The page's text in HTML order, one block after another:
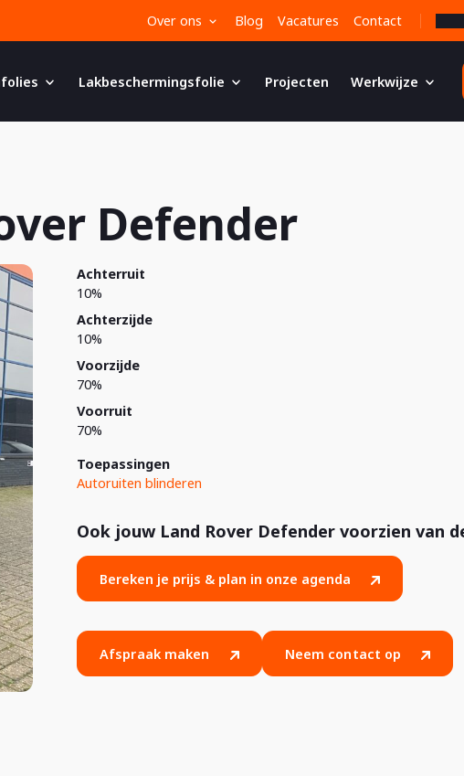
Over ons Blog Vacatures Contact
Lakbeschermingsfolie Projecten Werkwijze
Defender
Achterruit
10%
Achterzijde
10%
Voorzijde
70%
Voorruit
70%
Toepassingen
Autoruiten blinderen
Ook jouw Land Rover Defender voorzien van
Bereken je prijs & plan in onze agenda
Afspraak maken Neem contact op